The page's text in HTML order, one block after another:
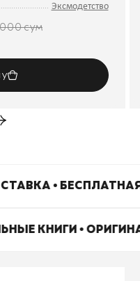
Эксмодетство
сум
•
КНИГИ •